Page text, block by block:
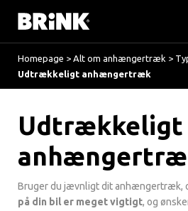
Homepage > Alt om anhængertræk >
Udtrækkeligt anhængertræk
Udtrækkeligt
Bruger du jævnligt dit anhængertræk,
på din bil er meget vigtigt, og